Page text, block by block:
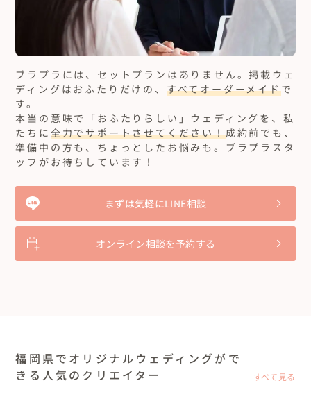
ブラプラには、セットプランはありません。掲載ウェ
ディングはおふたりだけの、 すべてオーダーメイドで
す。
本当の意味で「おふたりらしい」ウェディングを、私
たちに 全力でサポートさせてください！成約前でも、
準備中の方も、ちょっとしたお悩みも。ブラプラスタ
ッフがお待ちしています！
まずは気軽にLINE相談
オンライン相談を予約する
福岡県でオリジナルウェディングがで
きる人気のクリエイター
すべて見る